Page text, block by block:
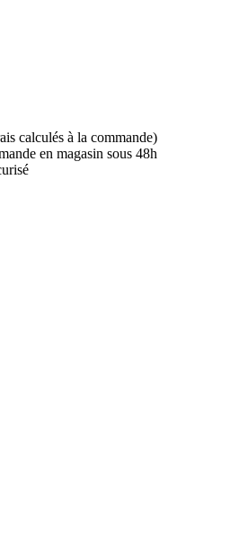
calculés à la commande)
en magasin sous 48h